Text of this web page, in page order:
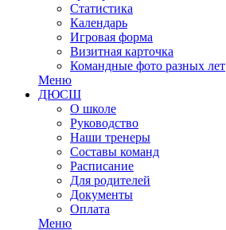
Статистика
Календарь
Игровая форма
Визитная карточка
Командные фото разных лет
Меню
ДЮСШ
О школе
Руководство
Наши тренеры
Составы команд
Расписание
Для родителей
Документы
Оплата
Меню